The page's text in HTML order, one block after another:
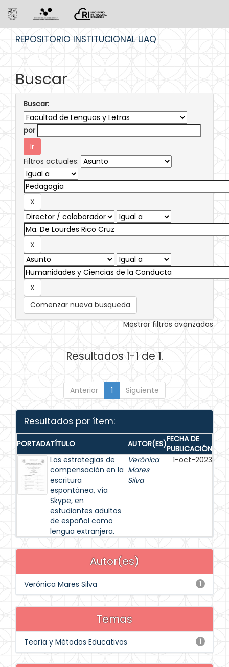
REPOSITORIO INSTITUCIONAL UAQ
Buscar
Buscar:
por
Filtros actuales:
Comenzar nueva busqueda
Mostrar filtros avanzados
Resultados 1-1 de 1.
Anterior 1 Siguiente
Resultados por ítem:
PORTADATÍTULO AUTOR(ES)FECHA DE
PUBLICACIÓN
Las estrategias de
compensación en la
escritura
espontánea, vía
Skype, en
estudiantes adultos
de español como
lengua extranjera.
Verónica
Mares
Silva
1-oct-2023
Autor(es)
1
Verónica Mares Silva
Temas
1
Teoría y Métodos Educativos